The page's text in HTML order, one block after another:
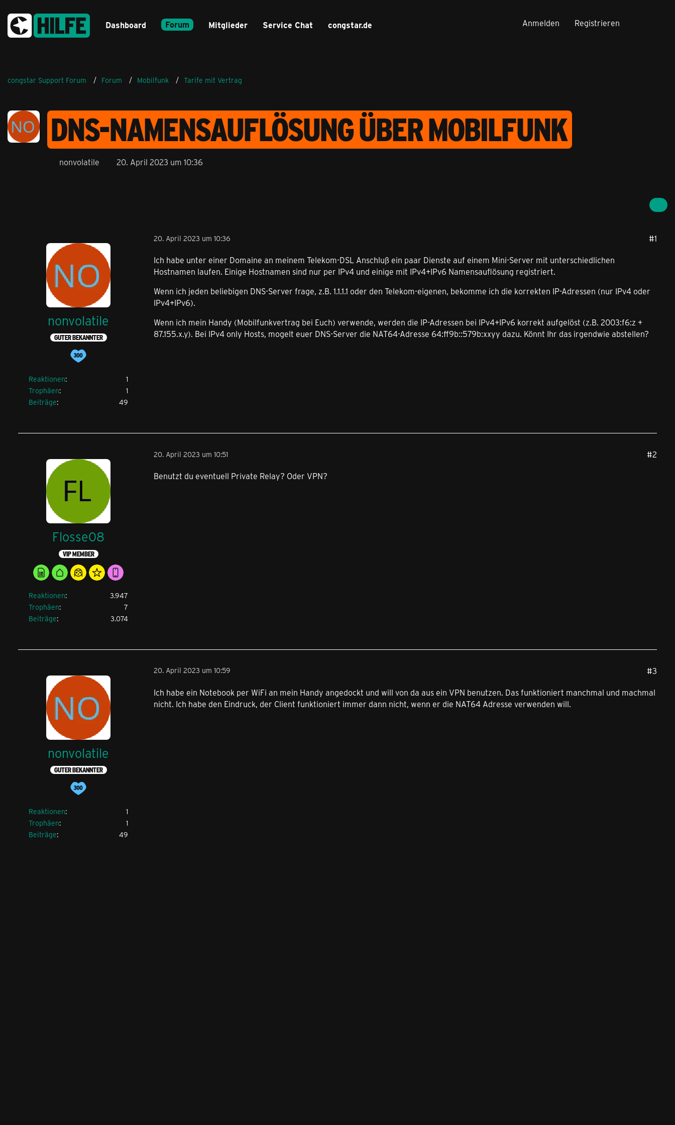
Dashboard Forum Mitglieder Service Chat congstar.de Anmelden Registrieren
congstar Support Forum Forum Mobilfunk Tarife mit Vertrag
DNS-NAMENSAUFLÖSUNG ÜBER MOBILFUNK
nonvolatile 20. April 2023 um 10:36
nonvolatile
GUTER BEKANNTER
Reaktionen
1
Trophäen
1
Beiträge
49
20. April 2023 um 10:36 #1
Ich habe unter einer Domaine an meinem Telekom-DSL Anschluß ein paar Dienste auf einem Mini-Server mit unterschiedlichen
Hostnamen laufen. Einige Hostnamen sind nur per IPv4 und einige mit IPv4+IPv6 Namensauflösung registriert.
Wenn ich jeden beliebigen DNS-Server frage, z.B. 1.1.1.1 oder den Telekom-eigenen, bekomme ich die korrekten IP-Adressen (nur IPv4 oder
IPv4+IPv6).
Wenn ich mein Handy (Mobilfunkvertrag bei Euch) verwende, werden die IP-Adressen bei IPv4+IPv6 korrekt aufgelöst (z.B. 2003:f6:z +
87.155.x.y). Bei IPv4 only Hosts, mogelt euer DNS-Server die NAT64-Adresse 64:ff9b::579b:xxyy dazu. Könnt Ihr das irgendwie abstellen?
Flosse08
VIP MEMBER
Reaktionen
3.947
Trophäen
7
Beiträge
3.074
20. April 2023 um 10:51 #2
Benutzt du eventuell Private Relay? Oder VPN?
nonvolatile
GUTER BEKANNTER
Reaktionen
1
Trophäen
1
Beiträge
49
20. April 2023 um 10:59 #3
Ich habe ein Notebook per WiFi an mein Handy angedockt und will von da aus ein VPN benutzen. Das funktioniert manchmal und machmal
nicht. Ich habe den Eindruck, der Client funktioniert immer dann nicht, wenn er die NAT64 Adresse verwenden will.